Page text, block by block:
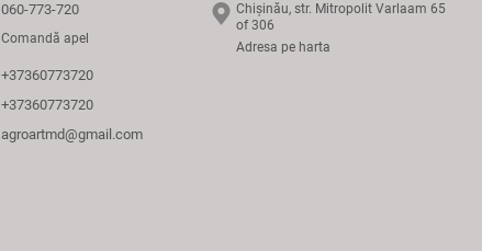
060-773-720
Comandă apel
+37360773720
+37360773720
agroartmd@gmail.com
Chișinău, str. Mitropolit Varlaam 65
of 306
Adresa pe harta